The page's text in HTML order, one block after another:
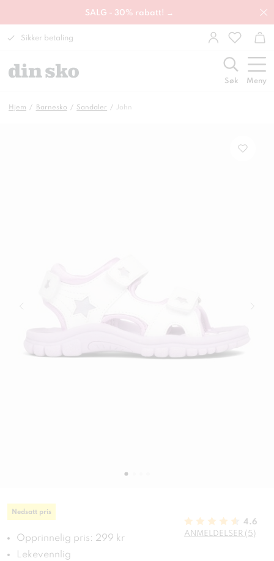
SALG - 30% rabatt! →
Sikker betaling
Søk Meny
Hjem Barnesko Sandaler John
Nedsatt pris
Opprinnelig pris: 299 kr
Lekevennlig
4.6
ANMELDELSER (5)